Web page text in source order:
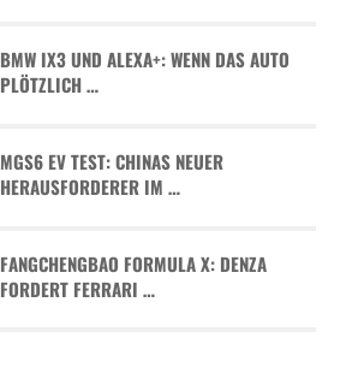
BMW IX3 UND ALEXA+: WENN DAS AUTO
PLÖTZLICH …
MGS6 EV TEST: CHINAS NEUER
HERAUSFORDERER IM …
FANGCHENGBAO FORMULA X: DENZA
FORDERT FERRARI …